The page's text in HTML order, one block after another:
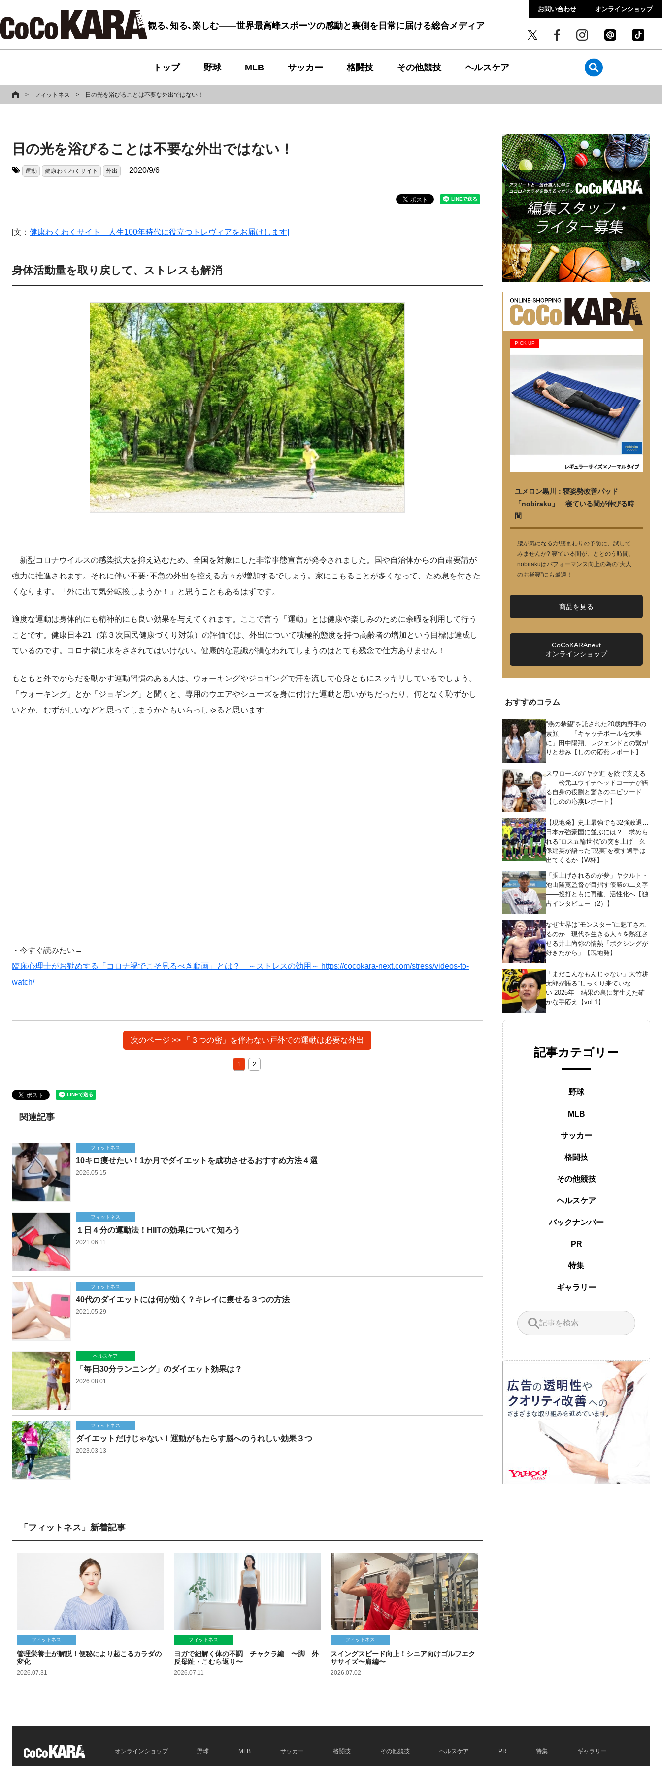
観る､知る､楽しむ――世界最高峰スポーツの感動と裏側を日常に届ける総合メディア
お問い合わせ オンラインショップ
トップ 野球 MLB サッカー 格闘技 その他競技 ヘルスケア
> フィットネス > 日の光を浴びることは不要な外出ではない！
日の光を浴びることは不要な外出ではない！
運動 健康わくわくサイト 外出 2020/9/6
[文： 健康わくわくサイト 人生100年時代に役立つトレヴィアをお届けします]
身体活動量を取り戻して、ストレスも解消
新型コロナウイルスの感染拡大を抑え込むため、全国を対象にした非常事態宣言が発令されました。国や自治体からの自粛要請が
強力に推進されます。それに伴い不要･不急の外出を控える方々が増加するでしょう。家にこもることが多くなって、ため息を付きた
くなります。「外に出て気分転換しようか！」と思うこともあるはずです。
適度な運動は身体的にも精神的にも良い効果を与えてくれます。ここで言う「運動」とは健康や楽しみのために余暇を利用して行う
ことです。健康日本21（第３次国民健康づくり対策）の評価では、外出について積極的態度を持つ高齢者の増加という目標は達成し
ているのです。コロナ禍に水をさされてはいけない。健康的な意識が損なわれてしまうのはとても残念で仕方ありません！
もともと外でからだを動かす運動習慣のある人は、ウォーキングやジョギングで汗を流して心身ともにスッキリしているでしょう。
「ウォーキング」とか「ジョギング」と聞くと、専用のウエアやシューズを身に付けた運動と思いがちだったり、何となく恥ずかし
いとか、むずかしいなどと思ってしまうかたもいらっしゃると思います。
・今すぐ読みたい→
臨床心理士がお勧めする「コロナ禍でこそ見るべき動画」とは？ ～ストレスの効用～ https://cocokara-next.com/stress/videos-to-
watch/
次のページ >> 「３つの密」を伴わない戸外での運動は必要な外出
1 2
関連記事
フィットネス
10キロ痩せたい！1か月でダイエットを成功させるおすすめ方法４選
2026.05.15
フィットネス
１日４分の運動法！HIITの効果について知ろう
2021.06.11
フィットネス
40代のダイエットには何が効く？キレイに痩せる３つの方法
2021.05.29
ヘルスケア
「毎日30分ランニング」のダイエット効果は？
2026.08.01
フィットネス
ダイエットだけじゃない！運動がもたらす脳へのうれしい効果３つ
2023.03.13
「フィットネス」新着記事
フィットネス
管理栄養士が解説！便秘により起こるカラダの
変化
2026.07.31
フィットネス
ヨガで紐解く体の不調 チャクラ編 〜脚 外
反母趾・こむら返り〜
2026.07.11
フィットネス
スイングスピード向上！シニア向けゴルフエク
ササイズ〜肩編〜
2026.07.02
PICK UP
ユメロン黒川：寝姿勢改善パッド
「nobiraku」 寝ている間が伸びる時
間
腰が気になる方!腰まわりの予防に、試して
みませんか? 寝ている間が、ととのう時間。
nobirakuはパフォーマンス向上の為の“大人
のお昼寝”にも最適！
商品を見る
CoCoKARAnext
オンラインショップ
おすすめコラム
“燕の希望”を託された20歳内野手の
素顔――「キャッチボールを大事
に」田中陽翔、レジェンドとの繋が
りと歩み【しのの応燕レポート】
スワローズの“ヤク進”を陰で支える
――松元ユウイチヘッドコーチが語
る自身の役割と驚きのエピソード
【しのの応燕レポート】
【現地発】史上最強でも32強敗退…
日本が強豪国に並ぶには？ 求めら
れる“ロス五輪世代”の突き上げ 久
保建英が語った“現実”を覆す選手は
出てくるか【W杯】
「胴上げされるのが夢」ヤクルト・
池山隆寛監督が目指す優勝の二文字
――投打ともに再建、活性化へ【独
占インタビュー（2）】
なぜ世界は“モンスター”に魅了され
るのか 現代を生きる人々を熱狂さ
せる井上尚弥の情熱「ボクシングが
好きだから」【現地発】
「まだこんなもんじゃない」大竹耕
太郎が語る“しっくり来ていな
い”2025年 結果の裏に芽生えた確
かな手応え【vol.1】
記事カテゴリー
野球
MLB
サッカー
格闘技
その他競技
ヘルスケア
バックナンバー
PR
特集
ギャラリー
オンラインショップ 野球 MLB サッカー 格闘技 その他競技 ヘルスケア PR 特集 ギャラリー